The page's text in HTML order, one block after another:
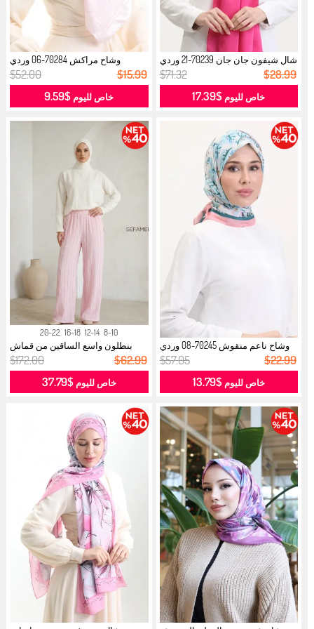
شال شيفون جان جان 70239-21 وردي
...
$71.32 $28.99
خاص لليوم $17.39
وشاح مراكش 70284-06 وردي
$52.00 $15.99
خاص لليوم $9.59
وشاح ناعم منقوش 70245-08 وردي
فاتح ...
$57.05 $22.99
خاص لليوم$13.79
8-10
12-14
16-18
20-22
بنطلون واسع الساقين من قماش
الكريب ...
$172.00 $62.99
خاص لليوم$37.79